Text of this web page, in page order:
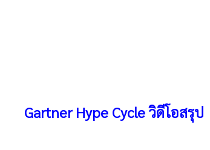
Gartner Hype Cycle วิดีโอสรุป